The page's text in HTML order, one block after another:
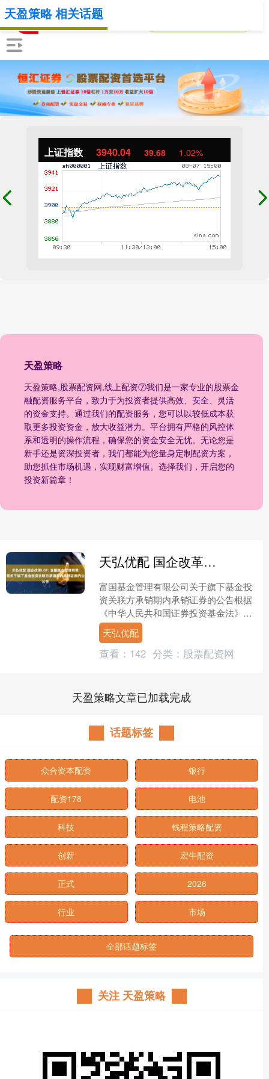
上证指数 3940.04 39.68 1.02%
天盈策略
天盈策略,股票配资网,线上配资⑦我们是一家专业的股票金
融配资服务平台，致力于为投资者提供高效、安全、灵活
的资金支持。通过我们的配资服务，您可以以较低成本获
取更多投资资金，放大收益潜力。平台拥有严格的风控体
系和透明的操作流程，确保您的资金安全无忧。无论您是
新手还是资深投资者，我们都能为您量身定制配资方案，
助您抓住市场机遇，实现财富增值。选择我们，开启您的
投资新篇章！
天盈策略 相关话题
天弘优配 国企改革LOF: 富国基金管理有限公司关于旗下基金投资关联方承销期内承销证券的公告
富国基金管理有限公司关于旗下基金投
资关联方承销期内承销证券的公告根据
《中华人民共和国证券投资基金法》
《公开募集证券投资基金运作管理办
法》《公开募集证券投资基金信....
天弘优配
查看： 142 分类： 股票配资网
天盈策略文章已加载完成
话题标签
众合资本配资 银行
配资178 电池
科技 钱程策略配资
创新 宏牛配资
正式 2026
行业 市场
全部话题标签
关注 天盈策略